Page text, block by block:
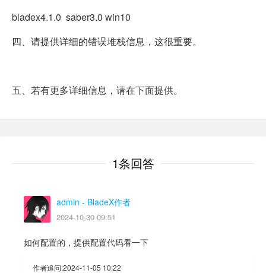
bladex4.1.0 saber3.0 win10
四、请提供详细的错误堆栈信息，这很重要。
五、若有更多详细信息，请在下面提供。
1条回答
admin - BladeX作者
2024-10-30 09:51
如何配置的，提供配置代码看一下
作者追问:2024-11-05 10:22